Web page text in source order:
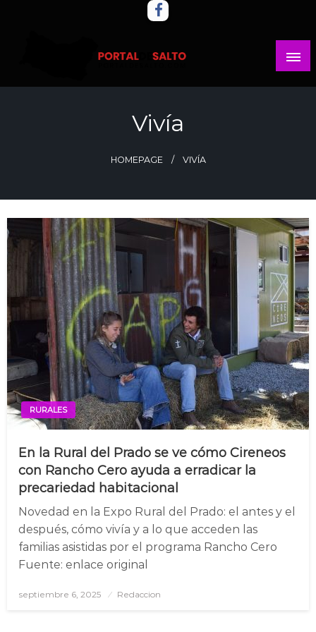
Portal del Salto
Noticias del norte del país.
Vivía
HOMEPAGE VIVÍA
RURALES
En la Rural del Prado se ve cómo Cireneos
con Rancho Cero ayuda a erradicar la
precariedad habitacional
Novedad en la Expo Rural del Prado: el antes y el
después, cómo vivía y a lo que acceden las
familias asistidas por el programa Rancho Cero
Fuente: enlace original
Posted
septiembre 6, 2025 Redaccion